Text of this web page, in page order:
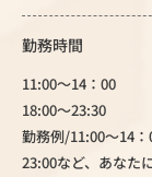
勤務時間
11:00～14：00
18:00～23:30
勤務例/11:00～14
23:00など、あなた